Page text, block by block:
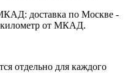
доставка по Москве -
километр от МКАД.
отдельно для каждого